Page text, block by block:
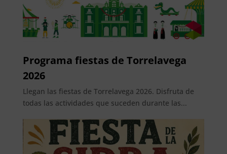
Programa fiestas de Torrelavega
2026
Llegan las fiestas de Torrelavega 2026. Disfruta de
todas las actividades que suceden durante las...